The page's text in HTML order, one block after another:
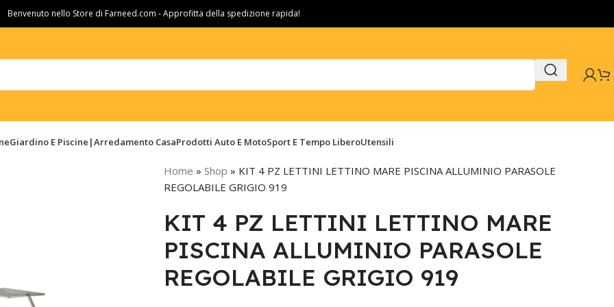
Benvenuto nello Store di Farneed.com - Approfitta della spedizione rapida!
Giardino E Piscine|Arredamento CasaProdotti Auto E MotoSport E Tempo LiberoUtensili
Home » Shop » KIT 4 PZ LETTINI LETTINO MARE PISCINA ALLUMINIO PARASOLE
REGOLABILE GRIGIO 919
KIT 4 PZ LETTINI LETTINO MARE
PISCINA ALLUMINIO PARASOLE
REGOLABILE GRIGIO 919